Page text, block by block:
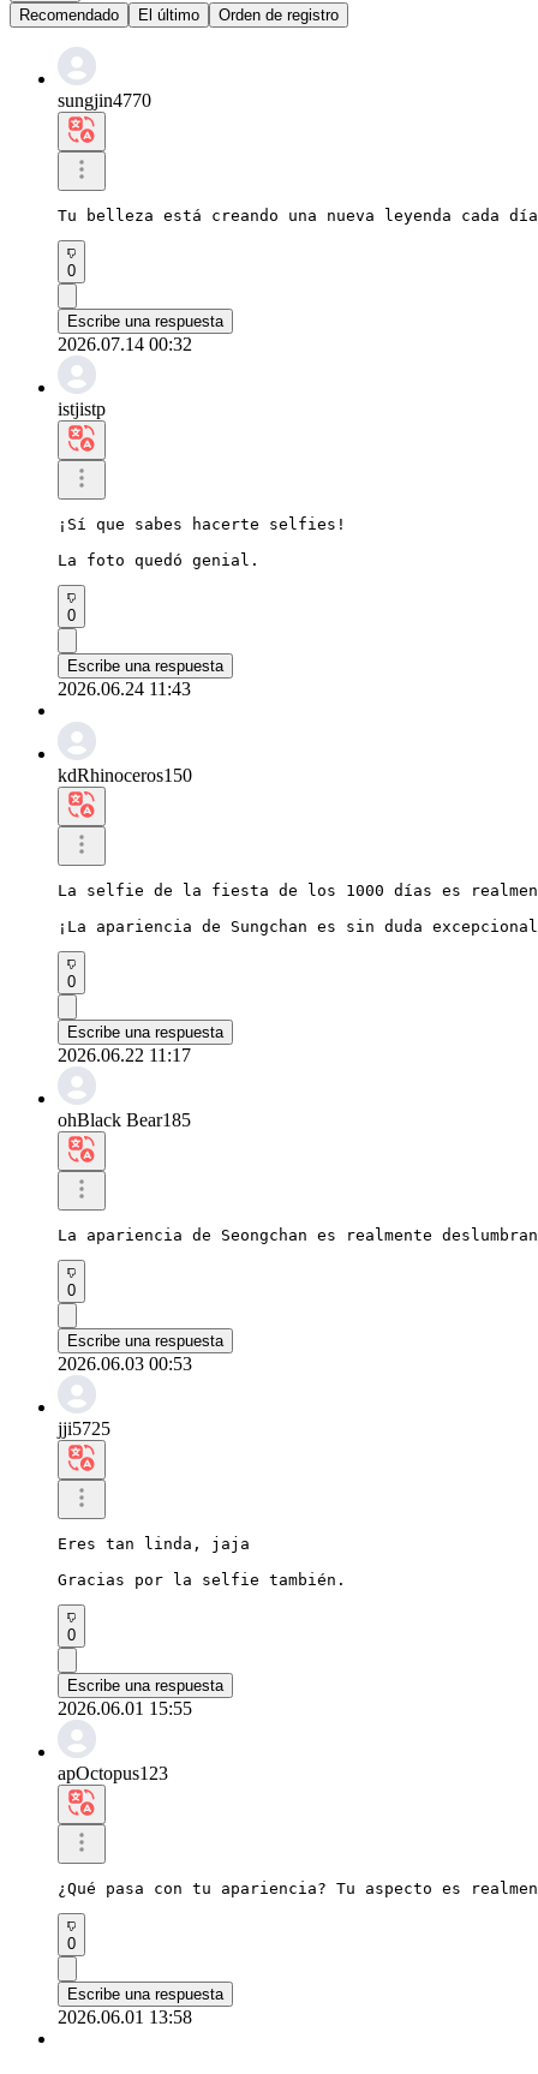
Recomendado
El último Orden de registro
sungjin4770
Tu belleza está creando una nueva leyenda cada
0
Escribe una respuesta
2026.07.14 00:32
istjistp
¡Sí que sabes hacerte selfies!
La foto quedó genial.
0
Escribe una respuesta
2026.06.24 11:43
kdRhinoceros150
La selfie de la fiesta de los 1000 días es
¡La apariencia de Sungchan es sin duda
0
Escribe una respuesta
2026.06.22 11:17
ohBlack Bear185
La apariencia de Seongchan es realmente
0
Escribe una respuesta
2026.06.03 00:53
jji5725
Eres tan linda, jaja
Gracias por la selfie también.
0
Escribe una respuesta
2026.06.01 15:55
apOctopus123
¿Qué pasa con tu apariencia? Tu aspecto es
0
Escribe una respuesta
2026.06.01 13:58